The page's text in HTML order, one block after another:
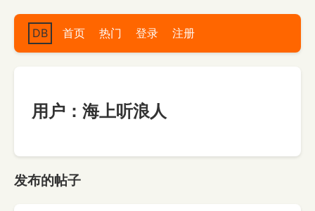
DB 首页 热门 登录 注册
用户：海上听浪人
发布的帖子